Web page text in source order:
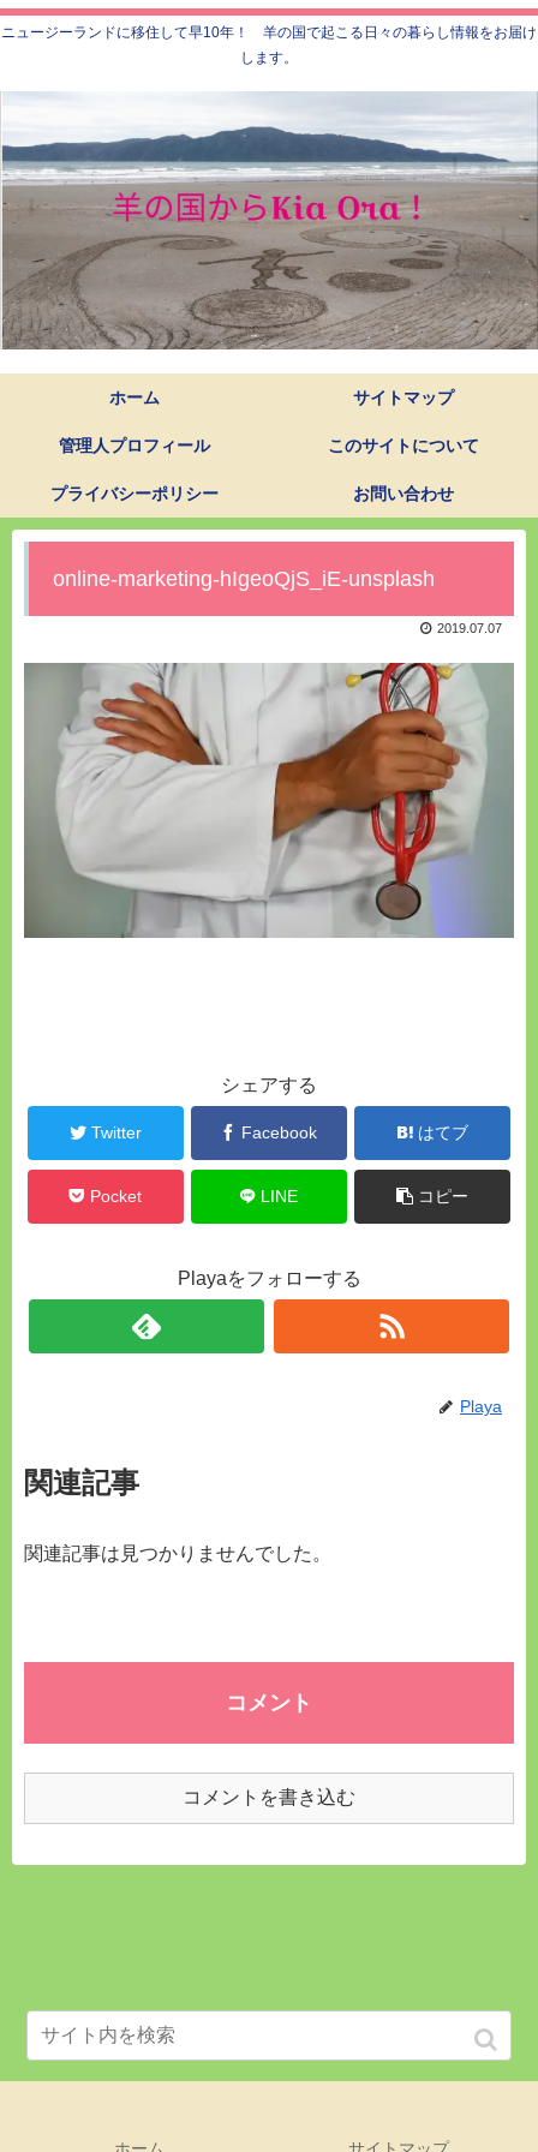
ニュージーランドに移住して早10年！ 羊の国で起こる日々の暮らし情報をお届け
します。
ホーム サイトマップ
管理人プロフィール このサイトについて
プライバシーポリシー お問い合わせ
online-marketing-hIgeoQjS_iE-unsplash
2019.07.07
シェアする
Twitter Facebook はてブ
Pocket LINE コピー
Playaをフォローする
Playa
関連記事
関連記事は見つかりませんでした。
コメント
コメントを書き込む
ホーム サイトマップ